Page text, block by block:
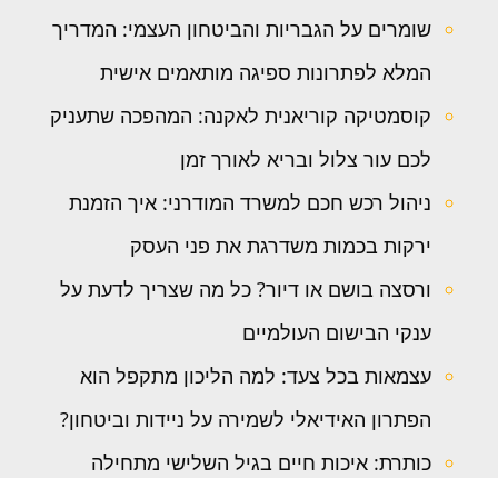
שומרים על הגבריות והביטחון העצמי: המדריך
המלא לפתרונות ספיגה מותאמים אישית
קוסמטיקה קוריאנית לאקנה: המהפכה שתעניק
לכם עור צלול ובריא לאורך זמן
ניהול רכש חכם למשרד המודרני: איך הזמנת
ירקות בכמות משדרגת את פני העסק
ורסצה בושם או דיור? כל מה שצריך לדעת על
ענקי הבישום העולמיים
עצמאות בכל צעד: למה הליכון מתקפל הוא
הפתרון האידיאלי לשמירה על ניידות וביטחון?
כותרת: איכות חיים בגיל השלישי מתחילה